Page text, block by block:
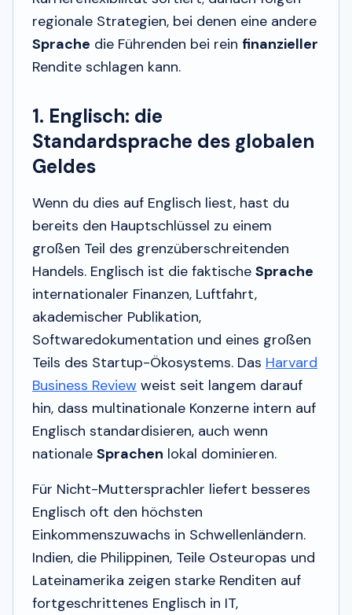
regionale Strategien, bei denen eine andere
Sprache die Führenden bei rein finanzieller
Rendite schlagen kann.
1. Englisch: die
Standardsprache des globalen
Geldes
Wenn du dies auf Englisch liest, hast du
bereits den Hauptschlüssel zu einem
großen Teil des grenzüberschreitenden
Handels. Englisch ist die faktische Sprache
internationaler Finanzen, Luftfahrt,
akademischer Publikation,
Softwaredokumentation und eines großen
Teils des Startup-Ökosystems. Das Harvard
Business Review weist seit langem darauf
hin, dass multinationale Konzerne intern auf
Englisch standardisieren, auch wenn
nationale Sprachen lokal dominieren.
Für Nicht-Muttersprachler liefert besseres
Englisch oft den höchsten
Einkommenszuwachs in Schwellenländern.
Indien, die Philippinen, Teile Osteuropas und
Lateinamerika zeigen starke Renditen auf
fortgeschrittenes Englisch in IT,